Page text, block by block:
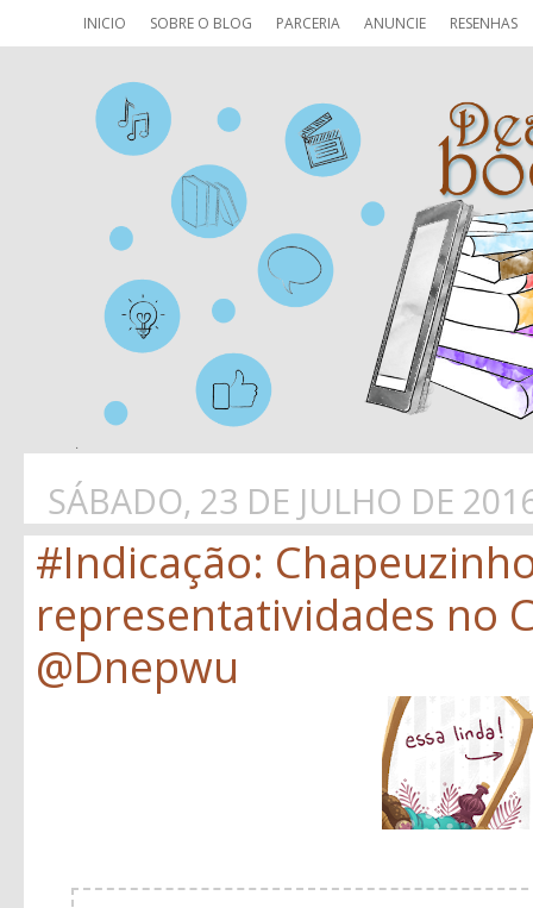
INICIO SOBRE O BLOG PARCERIA ANUNCIE RESENHAS
SÁBADO, 23 DE JULHO DE
#Indicação:
representatividades no
@Dnepwu